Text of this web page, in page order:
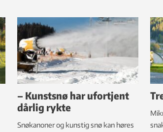
– Kunstsnø har ufortjent
dårlig rykte
Snøkanoner og kunstig snø kan høres